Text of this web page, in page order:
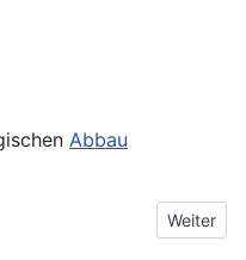
Abbau
Nächster
Weiter